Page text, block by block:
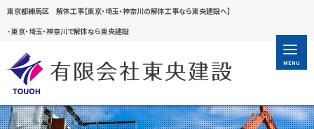
東京都練馬区 解体工事【東京・埼玉・神奈川の解体工事なら東央建設へ】
-東京・埼玉・神奈川で解体なら東央建設
MENU